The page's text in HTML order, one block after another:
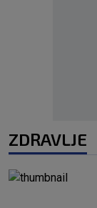
ZDRAVLJE